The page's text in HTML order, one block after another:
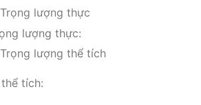
lượng thực
lượng thực:
lượng thể tích
tích: